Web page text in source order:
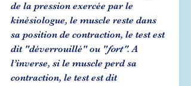
de la pression exercée par le
kinésiologue, le muscle reste dans
sa position de contraction, le test est
dit "déverrouillé" ou "fort". A
l’inverse, si le muscle perd sa
contraction, le test est dit